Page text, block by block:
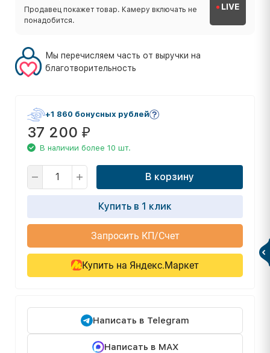
Продавец покажет товар. Камеру включать не
понадобится.
LIVE
Мы перечисляем часть от выручки на
благотворительность
+1 860 бонусных рублей
37 200 ₽
В наличии более 10 шт.
В корзину
Купить в 1 клик
Запросить КП/Счет
Купить на Яндекс.Маркет
Написать в Telegram
Написать в MAX